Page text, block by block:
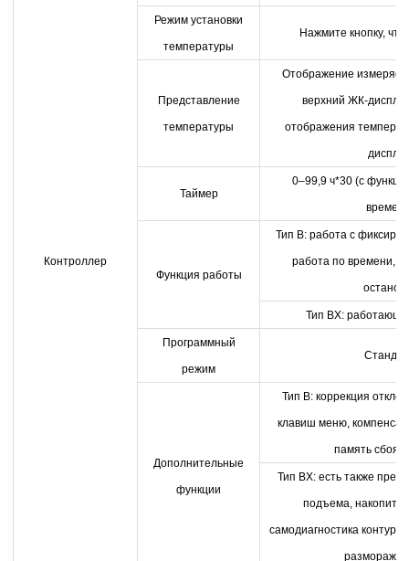
Контроллер
Режим установки
температуры
Нажмите кнопку,
Представление
температуры
Отображение
верхний ЖК-
отображения
Таймер
0–99,9 ч*30 (с
Функция работы
Тип B: работа с
работа по времени,
Тип BX:
Программный
режим
Дополнительные
функции
Тип B: коррекция
клавиш меню,
память сбоя
Тип BX: есть также
подъема,
самодиагностика контура